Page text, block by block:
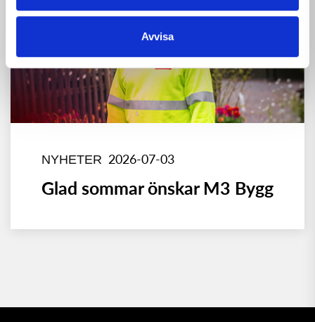
Avvisa
NYHETER 2026-07-03
Glad sommar önskar M3 Bygg